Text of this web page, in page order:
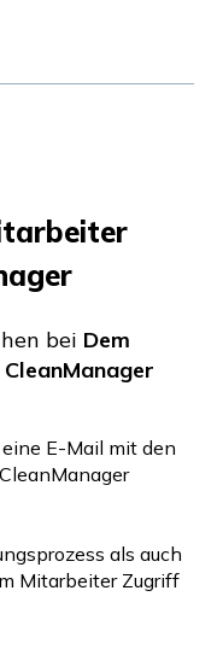
bei Dem
E-Mail mit den
als auch
Mitarbeiter Zugriff